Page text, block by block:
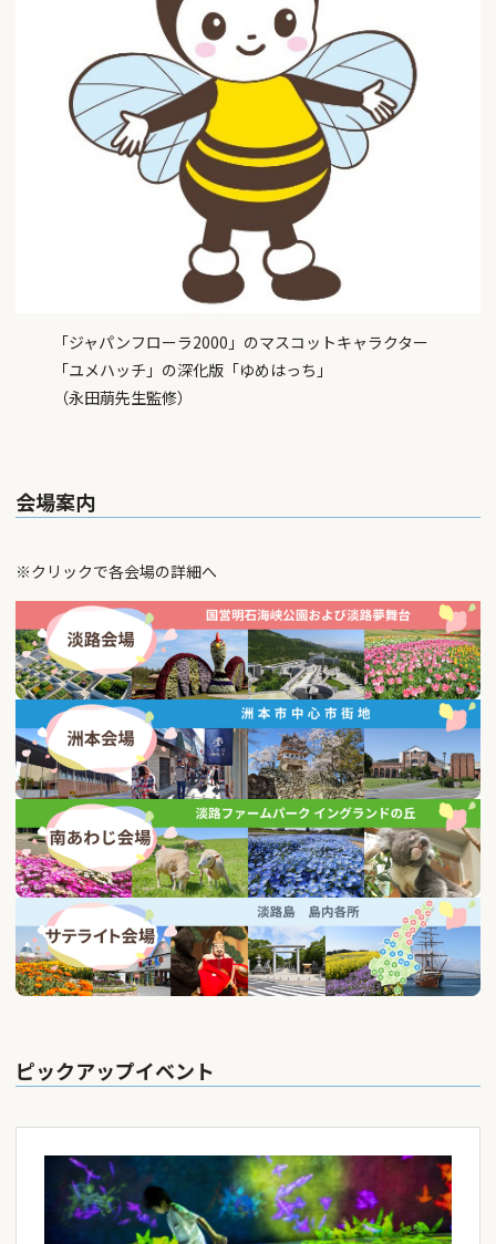
「ジャパンフローラ2000」のマスコットキャラクター
「ユメハッチ」の深化版「ゆめはっち」
（永田萠先生監修）
会場案内
※クリックで各会場の詳細へ
ピックアップイベント